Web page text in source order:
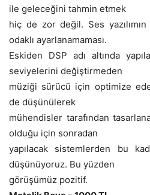
ile geleceğini tahmin etmek
hiç de zor değil. Ses
odaklı ayarlanamaması.
Eskiden DSP adı altında
seviyelerini değiştirmeden
müziği sürücü için optimize
de düşünülerek
mühendisler tarafından
olduğu için sonradan
yapılacak sistemlerden bu
düşünüyoruz. Bu yüzden
görüşümüz pozitif.